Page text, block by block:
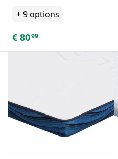
+9options
€ 8099